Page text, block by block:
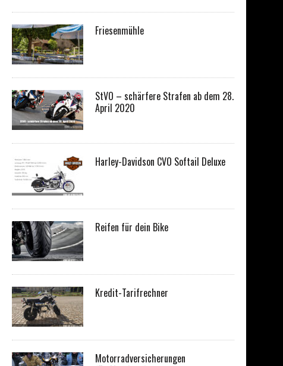
Friesenmühle
StVO – schärfere Strafen ab dem 28.
April 2020
Harley-Davidson CVO Softail Deluxe
Reifen für dein Bike
Kredit-Tarifrechner
Motorradversicherungen